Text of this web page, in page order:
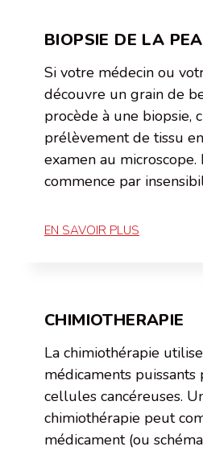
BIOPSIE DE LA
Si votre médecin ou
découvre un grain de
procède à une biopsie,
prélèvement de tissu
examen au microscope.
commence par
EN SAVOIR PLUS
CHIMIOTHERAPIE
La chimiothérapie
médicaments
cellules cancéreuses.
chimiothérapie peut
médicament (ou